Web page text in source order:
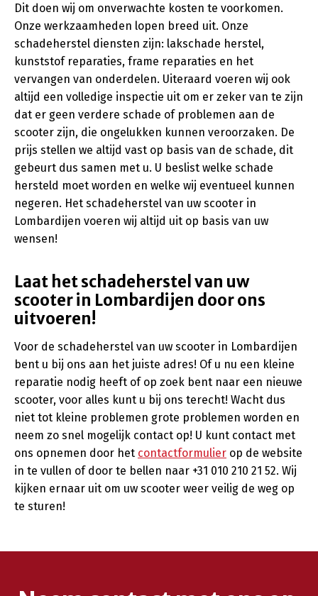
Dit doen wij om onverwachte kosten te voorkomen.
Onze werkzaamheden lopen breed uit. Onze
schadeherstel diensten zijn: lakschade herstel,
kunststof reparaties, frame reparaties en het
vervangen van onderdelen. Uiteraard voeren wij ook
altijd een volledige inspectie uit om er zeker van te zijn
dat er geen verdere schade of problemen aan de
scooter zijn, die ongelukken kunnen veroorzaken. De
prijs stellen we altijd vast op basis van de schade, dit
gebeurt dus samen met u. U beslist welke schade
hersteld moet worden en welke wij eventueel kunnen
negeren. Het schadeherstel van uw scooter in
Lombardijen voeren wij altijd uit op basis van uw
wensen!
Laat het schadeherstel van uw
scooter in Lombardijen door ons
uitvoeren!
Voor de schadeherstel van uw scooter in Lombardijen
bent u bij ons aan het juiste adres! Of u nu een kleine
reparatie nodig heeft of op zoek bent naar een nieuwe
scooter, voor alles kunt u bij ons terecht! Wacht dus
niet tot kleine problemen grote problemen worden en
neem zo snel mogelijk contact op! U kunt contact met
ons opnemen door het contactformulier op de website
in te vullen of door te bellen naar +31 010 210 21 52. Wij
kijken ernaar uit om uw scooter weer veilig de weg op
te sturen!